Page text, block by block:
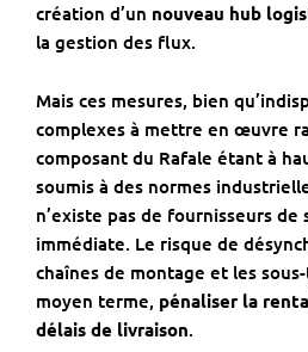
création d’un nouveau hub
la gestion des flux.
Mais ces mesures, bien
complexes à mettre en œuvre
composant du Rafale étant à
soumis à des normes
n’existe pas de fournisseurs
immédiate. Le risque de
chaînes de montage et les
moyen terme, pénaliser la
délais de livraison.